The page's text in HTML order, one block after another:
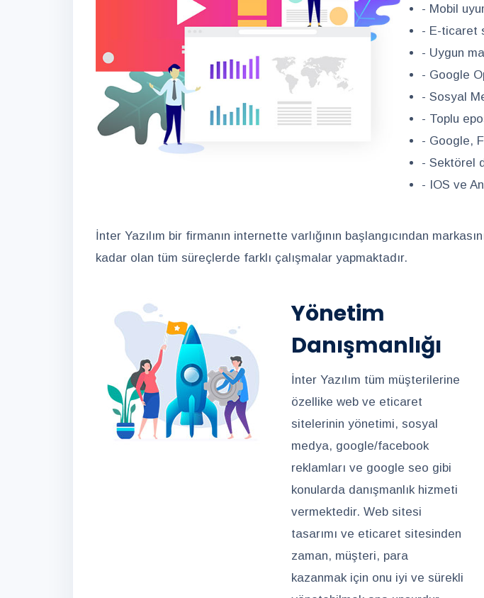
- Mobil
- E-ticaret
- Uygun
- Google
- Sosyal
- Toplu
- Google,
- Sektörel
- IOS ve
İnter Yazılım bir firmanın internette varlığının başlangıcından
kadar olan tüm süreçlerde farklı çalışmalar yapmaktadır.
Yönetim
Danışmanlığı
İnter Yazılım tüm müşterilerine
özellike web ve eticaret
sitelerinin yönetimi, sosyal
medya, google/facebook
reklamları ve google seo gibi
konularda danışmanlık hizmeti
vermektedir. Web sitesi
tasarımı ve eticaret sitesinden
zaman, müşteri, para
kazanmak için onu iyi ve sürekli